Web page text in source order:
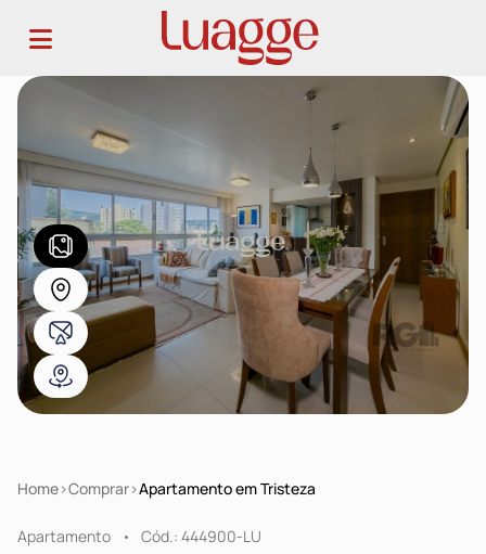
Home Comprar Apartamento em Tristeza
Apartamento Cód.: 444900-LU